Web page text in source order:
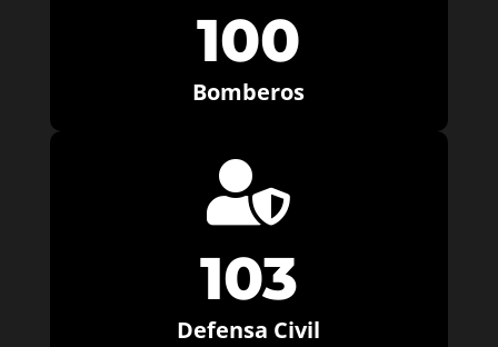
100
Bomberos

103
Defensa Civil